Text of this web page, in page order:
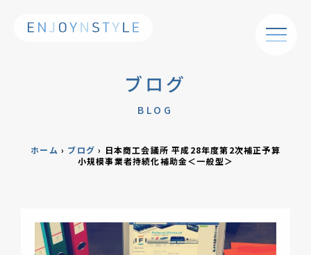
ブログ
BLOG
ホーム › ブログ › 日本商工会議所 平成28年度第2次補正予算
小規模事業者持続化補助金＜一般型＞